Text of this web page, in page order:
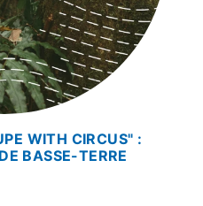
WITH CIRCUS" :
BASSE-TERRE